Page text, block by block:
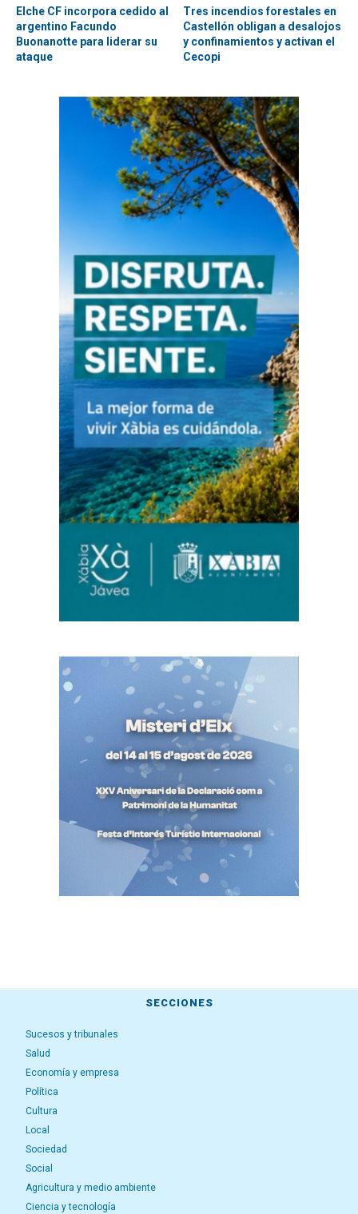
Elche CF incorpora cedido al
argentino Facundo
Buonanotte para liderar su
ataque
Tres incendios forestales en
Castellón obligan a desalojos
y confinamientos y activan el
Cecopi
SECCIONES
Sucesos y tribunales
Salud
Economía y empresa
Política
Cultura
Local
Sociedad
Social
Agricultura y medio ambiente
Ciencia y tecnología